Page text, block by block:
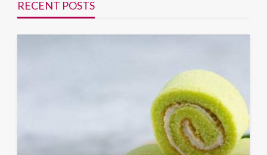
RECENT POSTS